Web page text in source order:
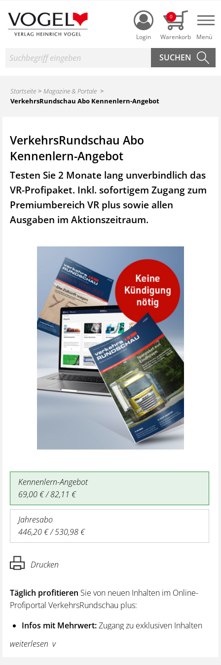
Login
0
Suche
Startseite
Magazine & Portale
VerkehrsRundschau Abo Kennenlern-Angebot
VerkehrsRundschau Abo
Kennenlern-Angebot
Testen Sie 2 Monate lang unverbindlich das
VR-Profipaket. Inkl. sofortigem Zugang zum
Premiumbereich VR plus sowie allen
Ausgaben im Aktionszeitraum.
Kennenlern-Angebot
69,00 € / 82,11 €
Jahresabo
446,20 € / 530,98 €
Drucken
Täglich profitieren Sie von neuen Inhalten im Online-
Profiportal VerkehrsRundschau plus:
Infos mit Mehrwert:Zugang zu exklusiven Inhalten
und Hintergrundwissen – von aktuellen Regelungen
wie z. B. bei den Lenk- und Ruhezeiten,
weiterlesen